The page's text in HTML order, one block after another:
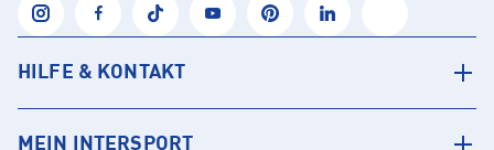
HILFE & KONTAKT
MEIN INTERSPORT